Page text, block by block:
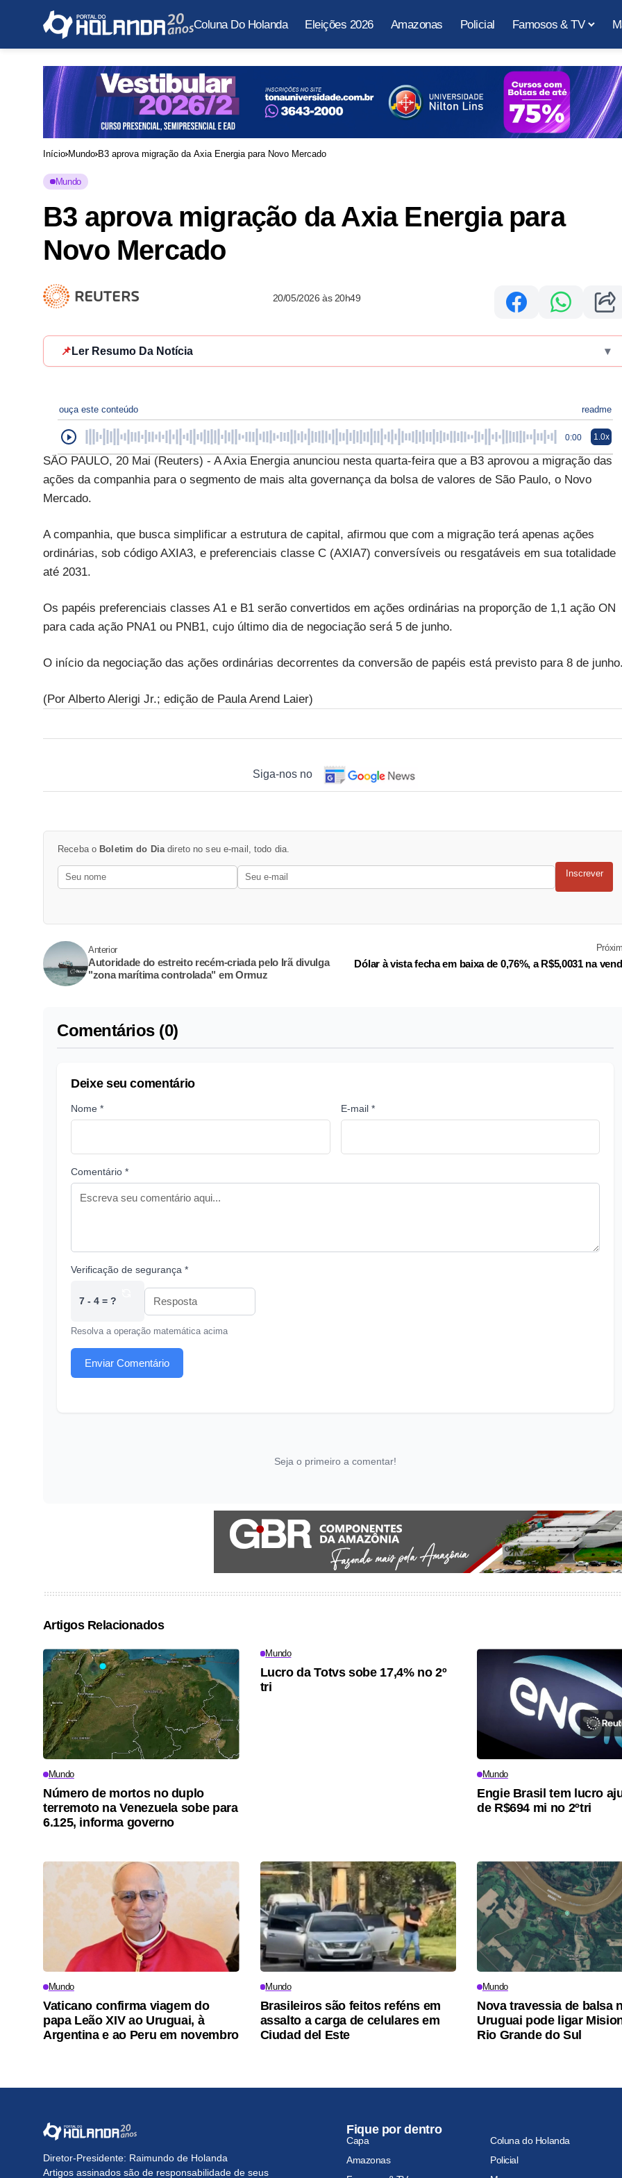
Coluna Do Holanda Eleições 2026 Amazonas Policial Famosos & TV
Início Mundo B3 aprova migração da Axia Energia para Novo Mercado
Mundo
B3 aprova migração da Axia Energia para
Novo Mercado
20/05/2026 às 20h49
📌 Ler Resumo Da Notícia ▾
ouça este conteúdo readme
0:00 1.0x
SÃO PAULO, 20 Mai (Reuters) - A Axia Energia anunciou nesta quarta-feira que a B3 aprovou a migração das
ações da companhia para o segmento de mais alta governança da bolsa de valores de São Paulo, o Novo
Mercado.
A companhia, que busca simplificar a estrutura de capital, afirmou que com a migração terá apenas ações
ordinárias, sob código AXIA3, e preferenciais classe C (AXIA7) conversíveis ou resgatáveis em sua totalidade
até 2031.
Os papéis preferenciais classes A1 e B1 serão convertidos em ações ordinárias na proporção de 1,1 ação ON
para cada ação PNA1 ou PNB1, cujo último dia de negociação será 5 de junho.
O início da negociação das ações ordinárias decorrentes da conversão de papéis está previsto para 8 de junho.
(Por Alberto Alerigi Jr.; edição de Paula Arend Laier)
Siga-nos no
Receba o Boletim do Dia direto no seu e-mail, todo dia.
Inscrever
Anterior
Autoridade do estreito recém-criada pelo Irã divulga
"zona marítima controlada" em Ormuz
Dólar à vista fecha em baixa de 0,76%, a R$5,0031 na
Comentários (0)
Deixe seu comentário
Nome * E-mail *
Comentário *
Verificação de segurança *
7 - 4 = ?
Resolva a operação matemática acima
Enviar Comentário
Seja o primeiro a comentar!
Artigos Relacionados
Mundo
Número de mortos no duplo
terremoto na Venezuela sobe para
6.125, informa governo
Mundo
Lucro da Totvs sobe 17,4% no 2º
tri
Mundo
Engie Brasil tem lucro
de R$694 mi no 2ºtri
Mundo
Vaticano confirma viagem do
papa Leão XIV ao Uruguai, à
Argentina e ao Peru em novembro
Mundo
Brasileiros são feitos reféns em
assalto a carga de celulares em
Ciudad del Este
Mundo
Nova travessia de balsa
Uruguai pode ligar
Rio Grande do Sul
Diretor-Presidente: Raimundo de Holanda
Artigos assinados são de responsabilidade de seus
Fique por dentro
Capa
Coluna do Holanda
Amazonas
Policial